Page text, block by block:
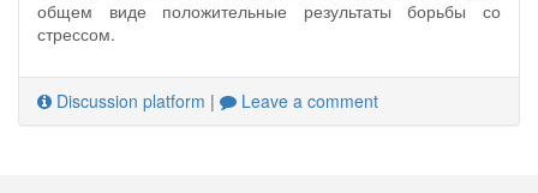
общем виде положительные результаты борьбы со
стрессом.
Discussion platform | Leave a comment